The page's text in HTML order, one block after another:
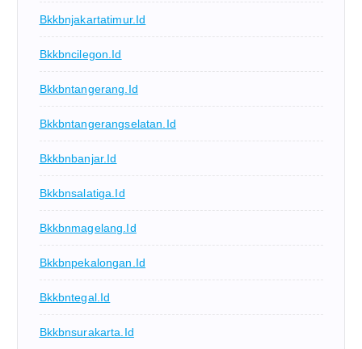
Bkkbnjakartatimur.id
Bkkbncilegon.id
Bkkbntangerang.id
Bkkbntangerangselatan.id
Bkkbnbanjar.id
Bkkbnsalatiga.id
Bkkbnmagelang.id
Bkkbnpekalongan.id
Bkkbntegal.id
Bkkbnsurakarta.id